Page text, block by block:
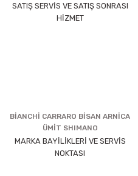
SATIŞ SERVİS VE SATIŞ SONRASI
HİZMET
BİANCHİ CARRARO BİSAN ARNİCA
ÜMİT SHIMANO
MARKA BAYİLİKLERİ VE SERVİS
NOKTASI